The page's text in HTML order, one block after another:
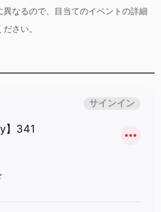
なるので、目当てのイベントの詳細
さい。